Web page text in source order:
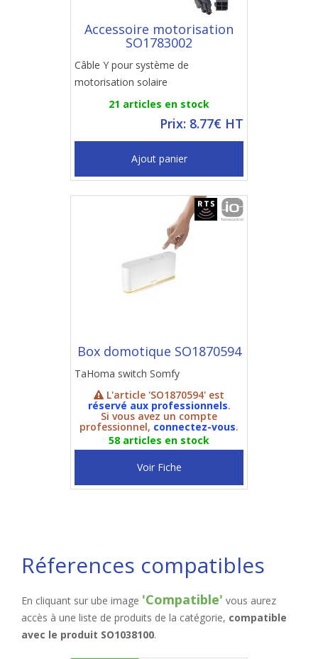
Accessoire motorisation
SO1783002
Câble Y pour système de
motorisation solaire
21 articles en stock
Prix: 8.77€ HT
Ajout panier
Box domotique SO1870594
TaHoma switch Somfy
L'article 'SO1870594' est
réservé aux professionnels.
Si vous avez un compte
professionnel, connectez-vous.
58 articles en stock
Voir Fiche
Réferences compatibles
En cliquant sur ube image 'Compatible' vous aurez
accès à une liste de produits de la catégorie, compatible
avec le produit SO1038100.